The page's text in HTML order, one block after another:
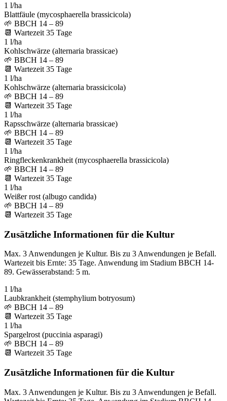
1 l/ha
Blattfäule (mycosphaerella brassicicola)
🌱 BBCH 14 – 89
📆 Wartezeit 35 Tage
1 l/ha
Kohlschwärze (alternaria brassicae)
🌱 BBCH 14 – 89
📆 Wartezeit 35 Tage
1 l/ha
Kohlschwärze (alternaria brassicicola)
🌱 BBCH 14 – 89
📆 Wartezeit 35 Tage
1 l/ha
Rapsschwärze (alternaria brassicae)
🌱 BBCH 14 – 89
📆 Wartezeit 35 Tage
1 l/ha
Ringfleckenkrankheit (mycosphaerella brassicicola)
🌱 BBCH 14 – 89
📆 Wartezeit 35 Tage
1 l/ha
Weißer rost (albugo candida)
🌱 BBCH 14 – 89
📆 Wartezeit 35 Tage
Zusätzliche Informationen für die Kultur
Max. 3 Anwendungen je Kultur. Bis zu 3 Anwendungen je Befall.
Wartezeit bis Ernte: 35 Tage. Anwendung im Stadium BBCH 14-
89. Gewässerabstand: 5 m.
1 l/ha
Laubkrankheit (stemphylium botryosum)
🌱 BBCH 14 – 89
📆 Wartezeit 35 Tage
1 l/ha
Spargelrost (puccinia asparagi)
🌱 BBCH 14 – 89
📆 Wartezeit 35 Tage
Zusätzliche Informationen für die Kultur
Max. 3 Anwendungen je Kultur. Bis zu 3 Anwendungen je Befall.